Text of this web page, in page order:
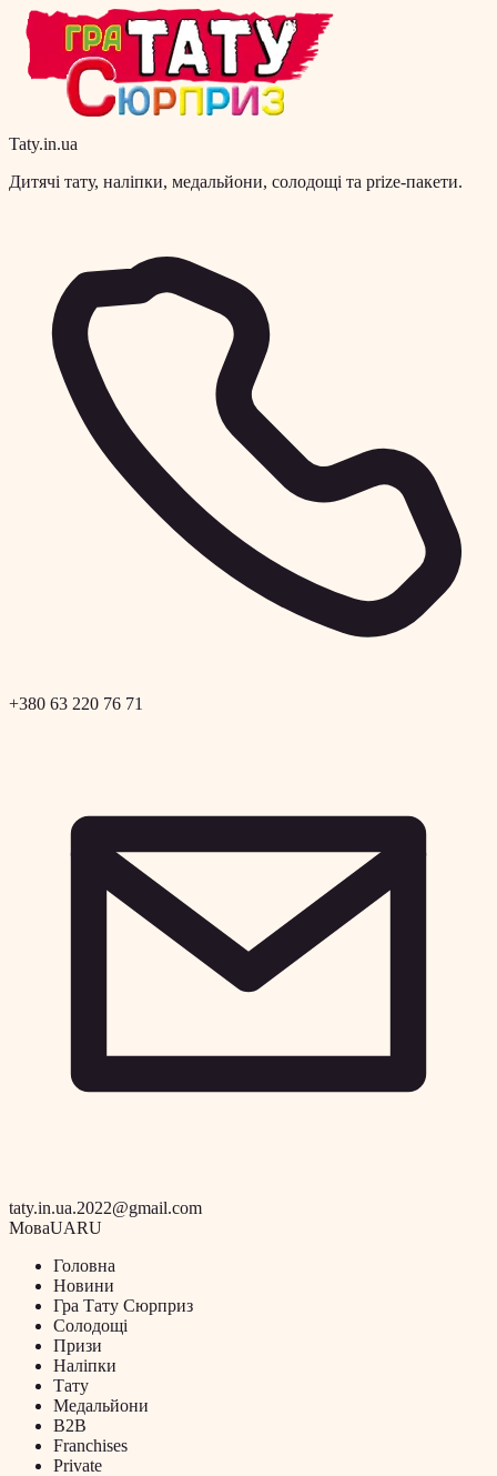
Taty.in.ua
Дитячі тату, наліпки, медальйони, солодощі та prize-пакети.
+380 63 220 76 71
taty.in.ua.2022@gmail.com
МоваUARU
Головна
Новини
Гра Тату Сюрприз
Солодощі
Призи
Наліпки
Тату
Медальйони
B2B
Franchises
Private